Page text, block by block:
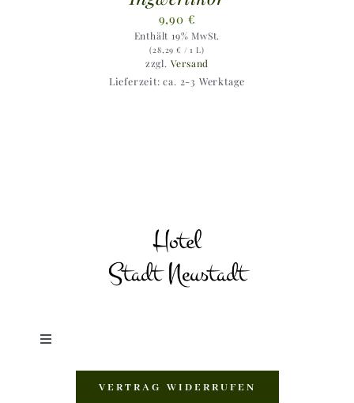
9,90 €
Enthält 19% MwSt.
(28,29€ / 1 L)
zzgl. Versand
Lieferzeit: ca. 2-3 Werktage
Toggle
VERTRAG WIDERRUFEN